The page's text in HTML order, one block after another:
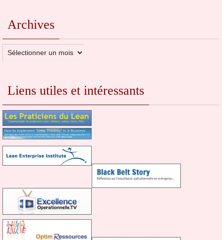
Archives
Liens utiles et intéressants